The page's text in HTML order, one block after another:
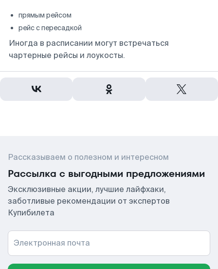
прямым рейсом
рейс с пересадкой
Иногда в расписании могут встречаться
чартерные рейсы и лоукосты.
Рассказываем о полезном и интересном
Рассылка с выгодными предложениями
Эксклюзивные акции, лучшие лайфхаки,
заботливые рекомендации от экспертов
Купибилета
Электронная почта